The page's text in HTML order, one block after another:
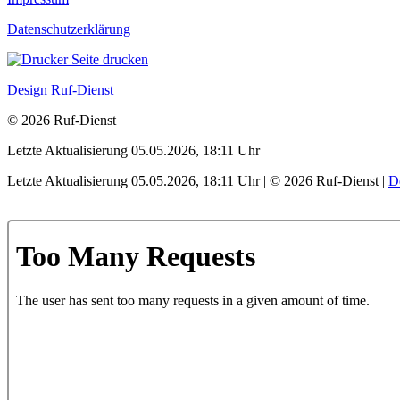
Datenschutzerklärung
Seite drucken
Design Ruf-Dienst
© 2026 Ruf-Dienst
Letzte Aktualisierung 05.05.2026, 18:11 Uhr
Letzte Aktualisierung 05.05.2026, 18:11 Uhr | © 2026 Ruf-Dienst |